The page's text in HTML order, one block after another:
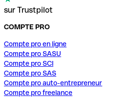
sur Trustpilot
COMPTE PRO
Compte pro en ligne
Compte pro SASU
Compte pro SCI
Compte pro SAS
Compte pro auto-entrepreneur
Compte pro freelance